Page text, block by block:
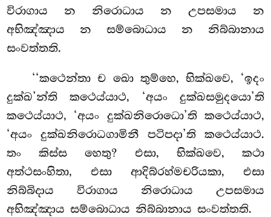
විරාගාය න නිරොධාය න උපසමාය න
අභිඤ්ඤාය න සම්බොධාය න නිබ්බානාය
සංවත්තති.
‘‘කථෙන්තා ච ඛො තුම්හෙ, භික්ඛවෙ, ‘ඉදං
දුක්ඛ’න්ති කථෙය්යාථ, ‘අයං දුක්ඛසමුදයො’ති
කථෙය්යාථ, ‘අයං දුක්ඛනිරොධො’ති කථෙය්යාථ,
‘අයං දුක්ඛනිරොධගාමිනී පටිපදා’ති කථෙය්යාථ.
තං කිස්ස හෙතු? එසා, භික්ඛවෙ, කථා
අත්ථසංහිතා, එසා ආදිබ්රහ්මචරියකා, එසා
නිබ්බිදාය විරාගාය නිරොධාය උපසමාය
අභිඤ්ඤාය සම්බොධාය නිබ්බානාය සංවත්තති.